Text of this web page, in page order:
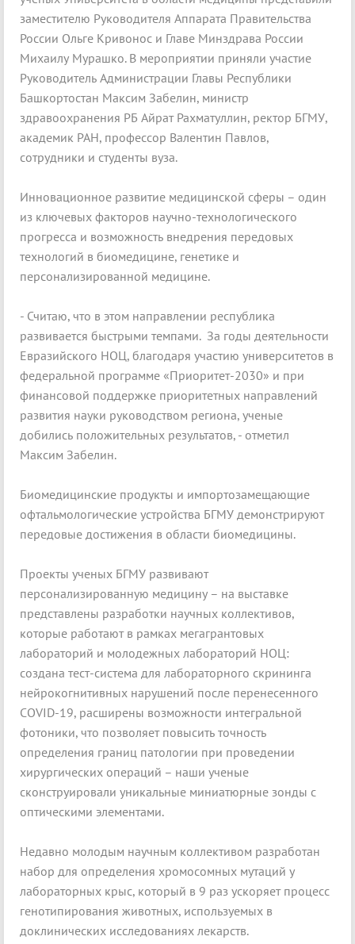
заместителю Руководителя Аппарата Правительства
России Ольге Кривонос и Главе Минздрава России
Михаилу Мурашко. В мероприятии приняли участие
Руководитель Администрации Главы Республики
Башкортостан Максим Забелин, министр
здравоохранения РБ Айрат Рахматуллин, ректор БГМУ,
академик РАН, профессор Валентин Павлов,
сотрудники и студенты вуза.
Инновационное развитие медицинской сферы – один
из ключевых факторов научно-технологического
прогресса и возможность внедрения передовых
технологий в биомедицине, генетике и
персонализированной медицине.
- Считаю, что в этом направлении республика
развивается быстрыми темпами. За годы деятельности
Евразийского НОЦ, благодаря участию университетов в
федеральной программе «Приоритет-2030» и при
финансовой поддержке приоритетных направлений
развития науки руководством региона, ученые
добились положительных результатов, - отметил
Максим Забелин.
Биомедицинские продукты и импортозамещающие
офтальмологические устройства БГМУ демонстрируют
передовые достижения в области биомедицины.
Проекты ученых БГМУ развивают
персонализированную медицину – на выставке
представлены разработки научных коллективов,
которые работают в рамках мегагрантовых
лабораторий и молодежных лабораторий НОЦ:
создана тест-система для лабораторного скрининга
нейрокогнитивных нарушений после перенесенного
COVID-19, расширены возможности интегральной
фотоники, что позволяет повысить точность
определения границ патологии при проведении
хирургических операций – наши ученые
сконструировали уникальные миниатюрные зонды с
оптическими элементами.
Недавно молодым научным коллективом разработан
набор для определения хромосомных мутаций у
лабораторных крыс, который в 9 раз ускоряет процесс
генотипирования животных, используемых в
доклинических исследованиях лекарств.